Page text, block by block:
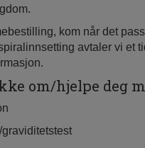
kom når det
avtaler vi et
om/hjelpe deg